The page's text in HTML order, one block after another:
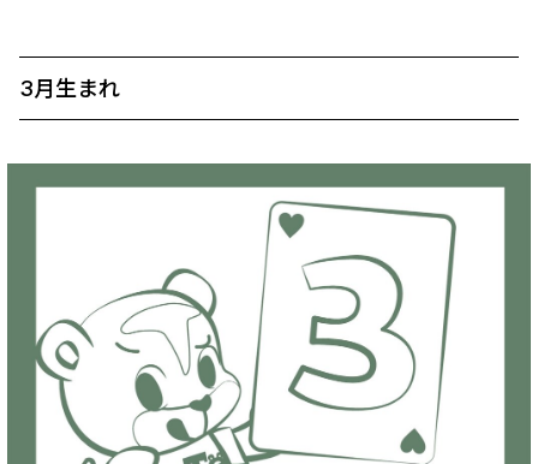
3月生まれ